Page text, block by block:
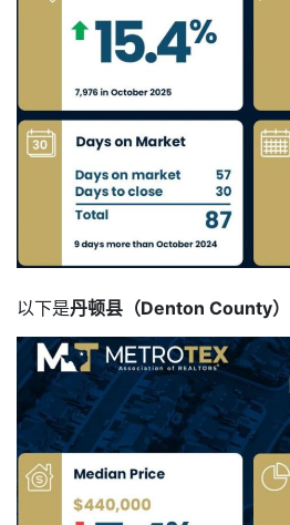
以下是丹顿县（Denton County）